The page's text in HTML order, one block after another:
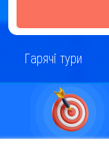
Гарячі тури